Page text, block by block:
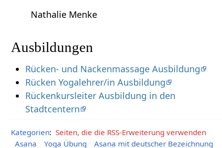
Nathalie Menke
Ausbildungen
Rücken- und Nackenmassage Ausbildung
Rücken Yogalehrer/in Ausbildung
Rückenkursleiter Ausbildung in den
Stadtcentern
Kategorien: Seiten, die die RSS-Erweiterung verwenden
Asana
Yoga Übung Asana mit deutscher Bezeichnung